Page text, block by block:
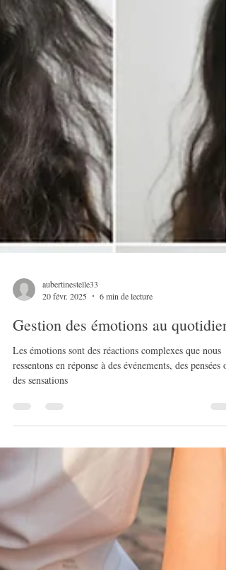
20 févr. 2025
6 min de lecture
Gestion des émotions au quotidien
Les émotions sont des réactions complexes que nous
des sensations